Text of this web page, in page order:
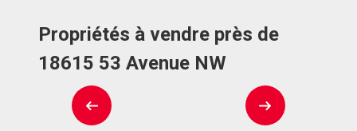
Propriétés à vendre près de
18615 53 Avenue NW